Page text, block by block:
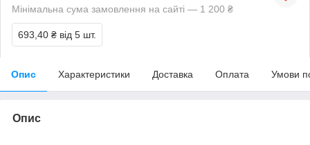
Мінімальна сума замовлення на сайті — 1 200 ₴
693,40 ₴ від 5 шт.
Опис Характеристики Доставка Оплата Умови
Опис